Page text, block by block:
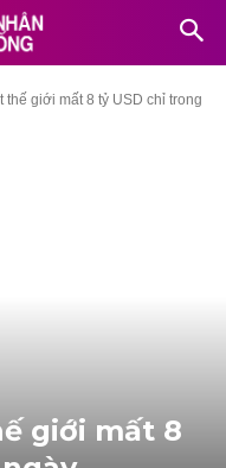
thế giới mấ‌t 8 tỷ USD chỉ trong
giới mấ‌t 8